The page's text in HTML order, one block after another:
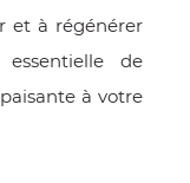
et à régénérer
de
à votre